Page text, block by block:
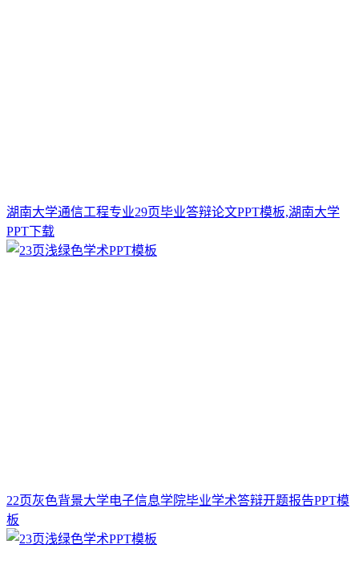
湖南大学通信工程专业29页毕业答辩论文PPT模板,湖南大学
PPT下载
22页灰色背景大学电子信息学院毕业学术答辩开题报告PPT模
板